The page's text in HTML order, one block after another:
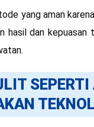
yang aman
hasil dan